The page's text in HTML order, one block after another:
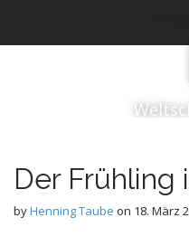
i
Der Frühling
byHenning Taube on 18. März